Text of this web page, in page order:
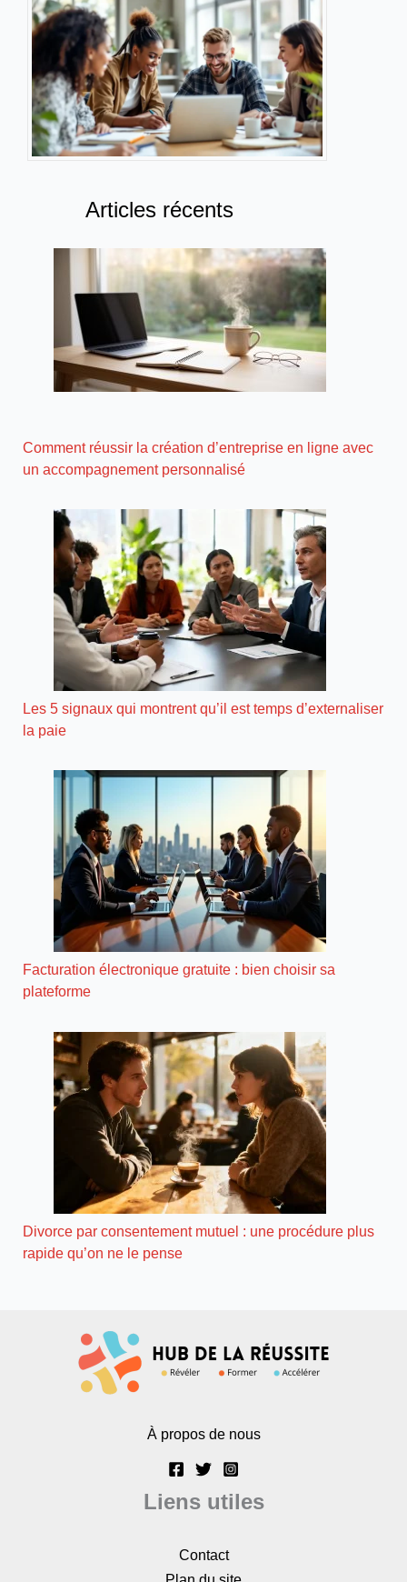
Articles récents
Comment réussir la création d’entreprise en ligne avec
un accompagnement personnalisé
Les 5 signaux qui montrent qu’il est temps d’externaliser
la paie
Facturation électronique gratuite : bien choisir sa
plateforme
Divorce par consentement mutuel : une procédure plus
rapide qu’on ne le pense
À propos de nous
Liens utiles
Contact